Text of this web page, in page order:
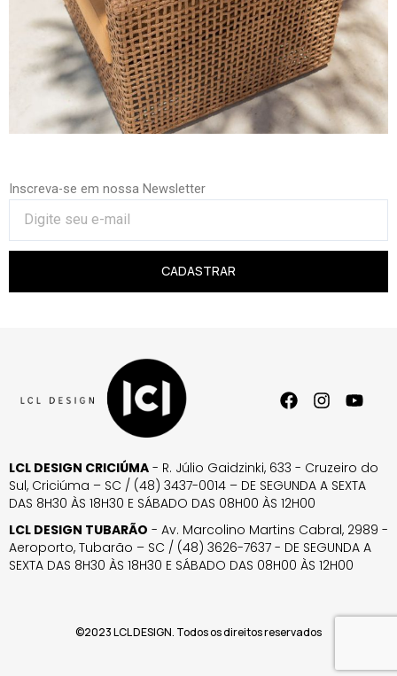
Inscreva-se em nossa Newsletter
CADASTRAR
LCL DESIGN CRICIÚMA - R. Júlio Gaidzinki, 633 - Cruzeiro do
Sul, Criciúma – SC / (48) 3437-0014 – DE SEGUNDA A SEXTA
DAS 8H30 ÀS 18H30 E SÁBADO DAS 08H00 ÀS 12H00
LCL DESIGN TUBARÃO - Av. Marcolino Martins Cabral, 2989 -
Aeroporto, Tubarão – SC / (48) 3626-7637 - DE SEGUNDA A
SEXTA DAS 8H30 ÀS 18H30 E SÁBADO DAS 08H00 ÀS 12H00
©2023 LCL DESIGN. Todos os direitos reservados